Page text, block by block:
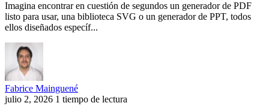
Imagina encontrar en cuestión de segundos un generador de PDF
listo para usar, una biblioteca SVG o un generador de PPT, todos
ellos diseñados específ...
Fabrice Mainguené
julio 2, 2026 1 tiempo de lectura